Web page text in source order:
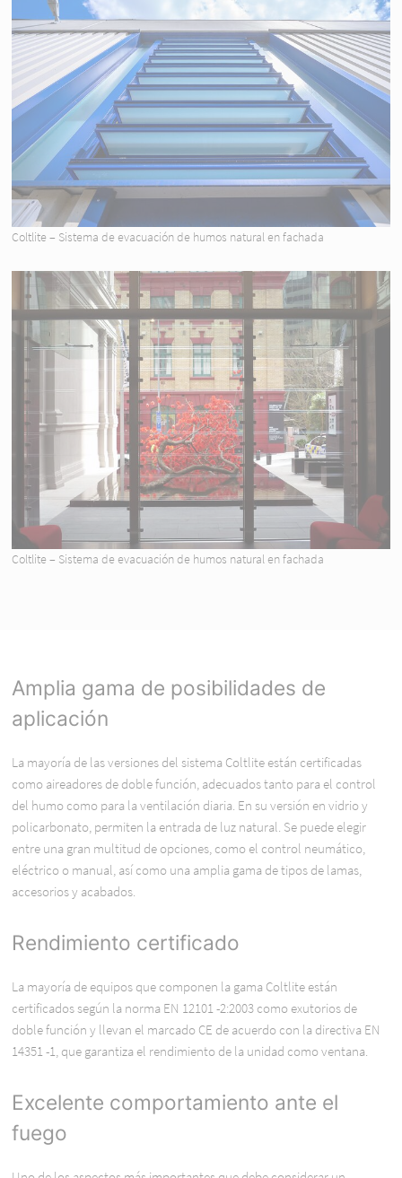
Coltlite – Sistema de evacuación de humos natural en fachada
Coltlite – Sistema de evacuación de humos natural en fachada
Amplia gama de posibilidades de
aplicación
La mayoría de las versiones del sistema Coltlite están certificadas
como aireadores de doble función, adecuados tanto para el control
del humo como para la ventilación diaria. En su versión en vidrio y
policarbonato, permiten la entrada de luz natural. Se puede elegir
entre una gran multitud de opciones, como el control neumático,
eléctrico o manual, así como una amplia gama de tipos de lamas,
accesorios y acabados.
Rendimiento certificado
La mayoría de equipos que componen la gama Coltlite están
certificados según la norma EN 12101 -2:2003 como exutorios de
doble función y llevan el marcado CE de acuerdo con la directiva EN
14351 -1, que garantiza el rendimiento de la unidad como ventana.
Excelente comportamiento ante el
fuego